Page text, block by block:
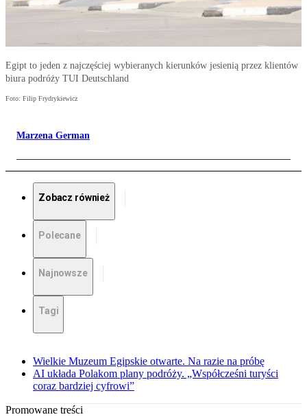
Egipt to jeden z najczęściej wybieranych kierunków jesienią przez klientów
biura podróży TUI Deutschland
Foto: Filip Frydrykiewicz
Marzena German
Zobacz również
Polecane
Najnowsze
Tagi
Wielkie Muzeum Egipskie otwarte. Na razie na próbę
AI układa Polakom plany podróży. „Współcześni turyści
coraz bardziej cyfrowi”
Promowane treści